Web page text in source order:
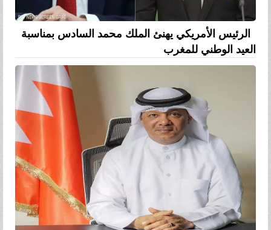
الرئيس الأمريكي يهنئ الملك محمد السادس بمناسبة
العيد الوطني للمغرب